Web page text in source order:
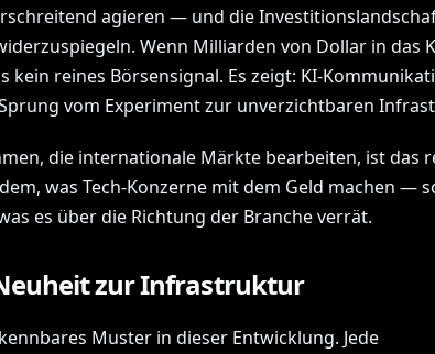
agieren — und die
Wenn Milliarden von Dollar in das
kein reines Börsensignal. Es zeigt: KI-
vom Experiment zur unverzichtbaren
die internationale Märkte bearbeiten, ist das
was Tech-Konzerne mit dem Geld machen —
es über die Richtung der Branche verrät.
zur Infrastruktur
Muster in dieser Entwicklung. Jede